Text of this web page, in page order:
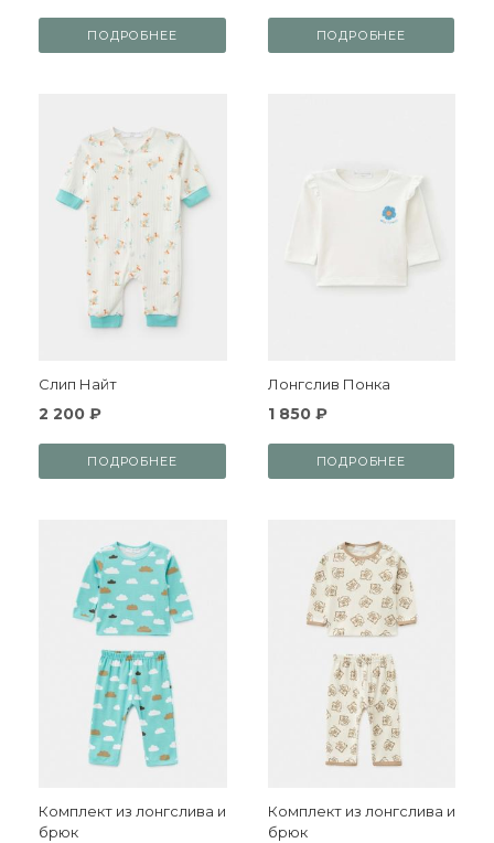
ПОДРОБНЕЕ ПОДРОБНЕЕ
Слип Найт
2 200 ₽
ПОДРОБНЕЕ
Лонгслив Понка
1 850 ₽
ПОДРОБНЕЕ
Комплект из лонгслива и
брюк
Комплект из лонгслива и
брюк